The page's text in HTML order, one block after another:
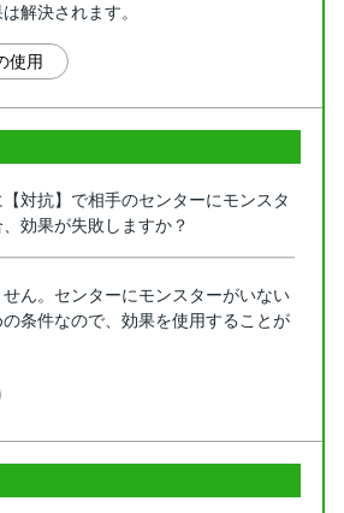
解決されます。
使用
対抗】で相手のセンターにモンスタ
効果が失敗しますか？
ん。センターにモンスターがいない
条件なので、効果を使用することが